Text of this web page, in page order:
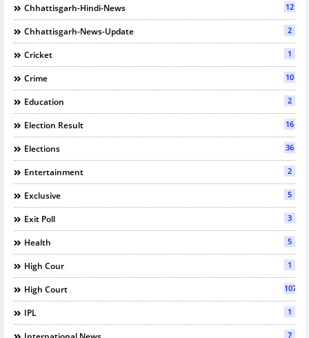
Chhattisgarh-Hindi-News 12
Chhattisgarh-News-Update 2
Cricket 1
Crime 10
Education 2
Election Result 16
Elections 36
Entertainment 2
Exclusive 5
Exit Poll 3
Health 5
High Cour 1
High Court 107
IPL 1
7